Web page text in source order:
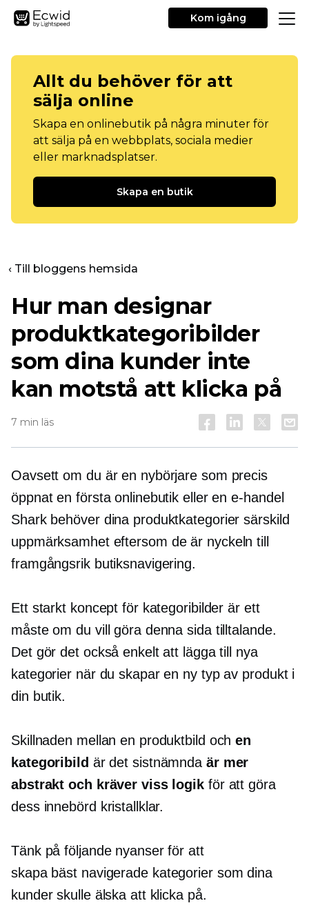
Kom igång
Allt du behöver för att
sälja online
Skapa en onlinebutik på några minuter för
att sälja på en webbplats, sociala medier
eller marknadsplatser.
Skapa en butik
‹ Till bloggens hemsida
Hur man designar
produktkategoribilder
som dina kunder inte
kan motstå att klicka på
7 min läs
Oavsett om du är en nybörjare som precis
öppnat en första onlinebutik eller ene-handel
Shark behöver dina produktkategorier särskild
uppmärksamhet eftersom de är nyckeln till
framgångsrik butiksnavigering.
Ett starkt koncept för kategoribilder är ett
måste om du vill göra denna sida tilltalande.
Det gör det också enkelt att lägga till nya
kategorier när du skapar en ny typ av produkt i
din butik.
Skillnaden mellan en produktbild ochen
kategoribild är det sistnämnda är mer
abstrakt och kräver viss logik för att göra
dess innebörd kristallklar.
Tänk på följande nyanser för att
skapa bäst navigeradekategorier som dina
kunder skulle älska att klicka på.